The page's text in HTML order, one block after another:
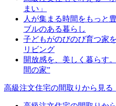
まい」
人が集まる時間をもっと
ブルのある暮らし
子どもがのびのび育つ家
リビング
開放感を、美しく暮らす
間の家”
高級注文住宅の間取りから見